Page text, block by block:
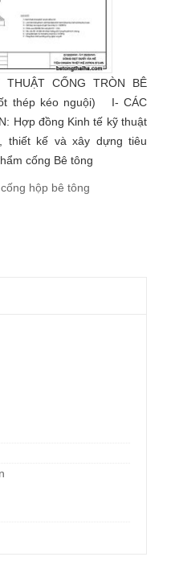
CỐNG TRÒN BÊ
thép kéo nguội) I- CÁC
Hợp đồng Kinh tế kỹ thuật
thiết kế và xây dựng tiêu
cống Bê tông
hộp bê tông